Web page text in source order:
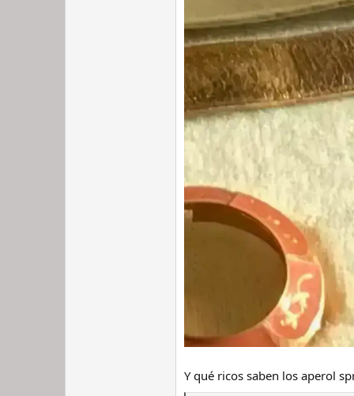
Y qué ricos saben los aperol